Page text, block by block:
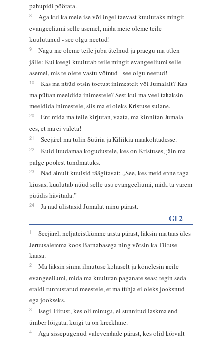
pahupidi pöörata.
8
Aga kui ka meie ise või ingel taevast kuulutaks mingit
evangeeliumi selle asemel, mida meie oleme teile
kuulutanud - see olgu neetud!
9
Nagu me oleme teile juba ütelnud ja praegu ma ütlen
jälle: Kui keegi kuulutab teile mingit evangeeliumi selle
asemel, mis te olete vastu võtnud - see olgu neetud!
10
Kas ma nüüd otsin toetust inimestelt või Jumalalt? Kas
ma püüan meeldida inimestele? Sest kui ma veel tahaksin
meeldida inimestele, siis ma ei oleks Kristuse sulane.
20
Ent mida ma teile kirjutan, vaata, ma kinnitan Jumala
ees, et ma ei valeta!
21 Seejärel ma tulin Süüria ja Kiliikia maakohtadesse.
22
Kuid Juudamaa kogudustele, kes on Kristuses, jäin ma
palge poolest tundmatuks.
23
Nad ainult kuulsid räägitavat: „See, kes meid enne taga
kiusas, kuulutab nüüd selle usu evangeeliumi, mida ta varem
püüdis hävitada.”
24 Ja nad ülistasid Jumalat minu pärast.
Gl 2
1
Seejärel, neljateistkümne aasta pärast, läksin ma taas üles
Jeruusalemma koos Barnabasega ning võtsin ka Tiituse
kaasa.
2
Ma läksin sinna ilmutuse kohaselt ja kõnelesin neile
evangeeliumi, mida ma kuulutan paganate seas; tegin seda
eraldi tunnustatud meestele, et ma tühja ei oleks jooksnud
ega jookseks.
3
Isegi Tiitust, kes oli minuga, ei sunnitud laskma end
ümber lõigata, kuigi ta on kreeklane.
4 Aga sissepugenud valevendade pärast, kes olid kõrvalt